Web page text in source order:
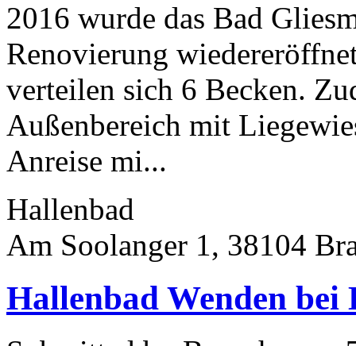
2016 wurde das Bad
Renovierung
verteilen sich 6 Becken.
Außenbereich mit
Anreise mi...
Hallenbad
Am Soolanger 1, 38104
Hallenbad Wenden bei